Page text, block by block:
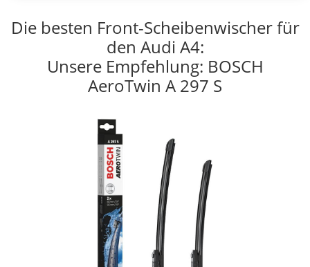
Die besten Front-Scheibenwischer für
den Audi A4:
Unsere Empfehlung: BOSCH
AeroTwin A 297 S